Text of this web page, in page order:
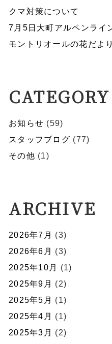
クマ対策について
モントリオールの花だより
CATEGORY
お知らせ (59)
スタッフブログ (77)
その他 (1)
ARCHIVE
2026年7月
(3)
2026年6月
(3)
2025年10月
(1)
2025年9月
(2)
2025年5月
(1)
2025年4月
(1)
2025年3月
(2)